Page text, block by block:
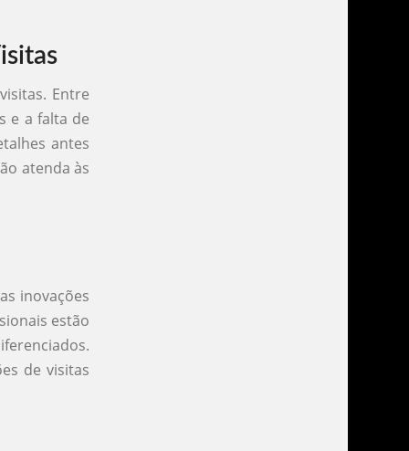
Entre
e a falta de
antes
atenda às
inovações
estão
de visitas